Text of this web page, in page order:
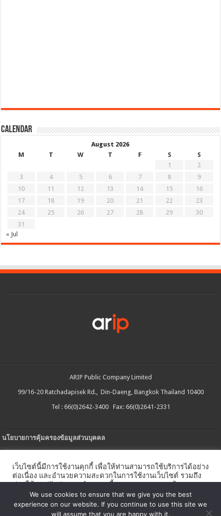
Calendar
August 2026
M
T W T F S
S
1
2
3
4 5 6 7 8
9
10
11 12 13 14 15
16
17
18 19 20 21 22
23
24
25 26 27 28 29
30
31
« Jul
ARIP Public Company Limited
99/16-20 Ratchadapisek Rd., Din-Daeng, Bangkok Thailand 10400
Tel : 66(0)2642-3400 Fax: 66(0)2641-2331
นโยบายการคุ้มครองข้อมูลส่วนบุคคล
นโยบายการใช้คกกี้
นโยบายความปลอดภัยของข้อมูลสารสนเทศ
เว็บไซต์นี้มีการใช้งานคุกกี้ เพื่อให้ท่านสามารถใช้บริการได้อย่าง
ต่อเนื่อง และอำนวยความสะดวกในการใช้งานเว็บไซต์ รวมถึง
ช่วยให้เราปรับปรุงการนำเสนอเนื้อหาตรงตามความต้องการ
ของท่าน โดยสามารถศึกษารายละเอียดเพิ่มเติมได้ใน นโยบาย
คุกกี้
We use cookies to ensure that we give you the best
experience on our website. If you continue to use this site we
will assume that you are happy with it.